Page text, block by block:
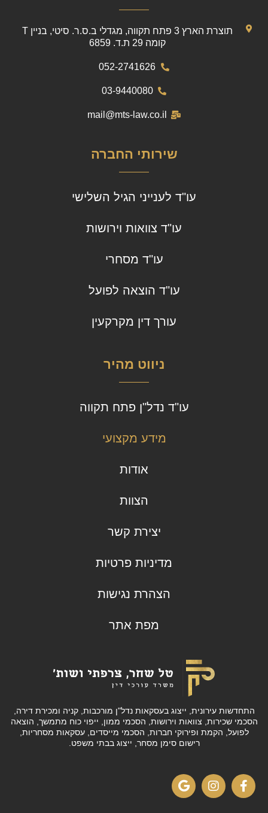
התחדשות עירונית, ייצוג בעסקאות נדל"ן מורכבות, קניה ומכירת דירה,
הסכמי שכירות, צוואות וירושות, הסכמי ממון, ייפוי כוח מתמשך, הוצאה
לפועל, הקמת ופירוקי חברות, הסכמי מייסדים, עסקאות מסחריות,
רישום סימן מסחר, ייצוג בבתי משפט.
ניווט מהיר
עו"ד נדל"ן פתח תקווה
מידע מקצועי
אודות
הצוות
יצירת קשר
מדיניות פרטיות
הצהרת נגישות
מפת אתר
שירותי החברה
עו"ד לענייני הגיל השלישי
עו"ד צוואות וירושות
עו"ד מסחרי
עו"ד הוצאה לפועל
עורך דין מקרקעין
תוצרת הארץ 3 פתח תקווה, מגדלי ב.ס.ר. סיטי, בניין T
קומה 29 ת.ד. 6859
052-2741626
03-9440080
mail@mts-law.co.il